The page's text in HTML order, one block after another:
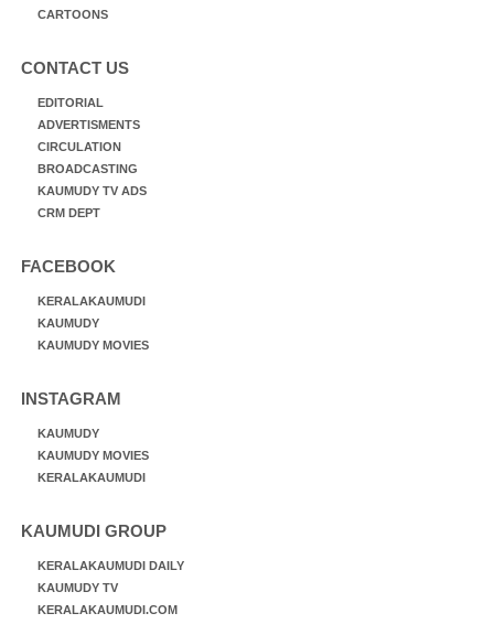
CARTOONS
CONTACT US
EDITORIAL
ADVERTISMENTS
CIRCULATION
BROADCASTING
KAUMUDY TV ADS
CRM DEPT
FACEBOOK
KERALAKAUMUDI
KAUMUDY
KAUMUDY MOVIES
INSTAGRAM
KAUMUDY
KAUMUDY MOVIES
KERALAKAUMUDI
KAUMUDI GROUP
KERALAKAUMUDI DAILY
KAUMUDY TV
KERALAKAUMUDI.COM